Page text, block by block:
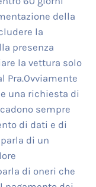
della
la
presenza
la vettura solo
Pra.Ovviamente
una richiesta di
sempre
di dati e di
di un
di oneri che